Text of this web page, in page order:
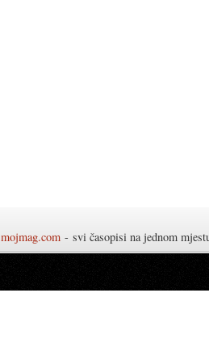
mojmag.com - svi časopisi na jednom